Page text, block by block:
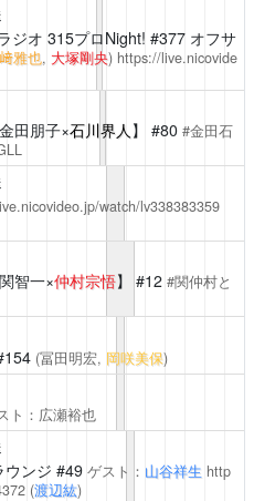
ジオ 315プロNight! #377 オフサ
雅也, 大塚剛央) https://live.nicovide
田朋子×石川界人 】 #80 #金田石
watch/lv338383359
智一×仲村宗悟】 #12 #関仲村と
(冨田明宏, 岡咲美保)
ト：広瀬裕也
ウンジ #49 ゲスト： 山谷祥生 http
(渡辺紘)